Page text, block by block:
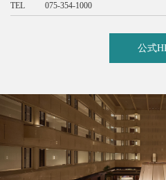
TEL 075-354-1000
公式